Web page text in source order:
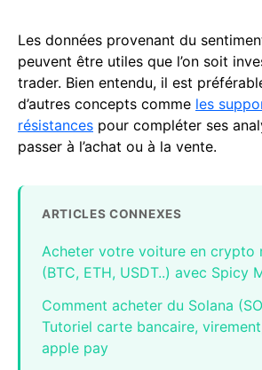
Les données provenant du
peuvent être utiles que l’on soit
trader. Bien entendu, il est
d’autres concepts comme les
résistances pour compléter ses
passer à l’achat ou à la vente.
ARTICLES CONNEXES
Acheter votre voiture en crypto
(BTC, ETH, USDT..) avec Spicy
Comment acheter du Solana
Tutoriel carte bancaire,
apple pay